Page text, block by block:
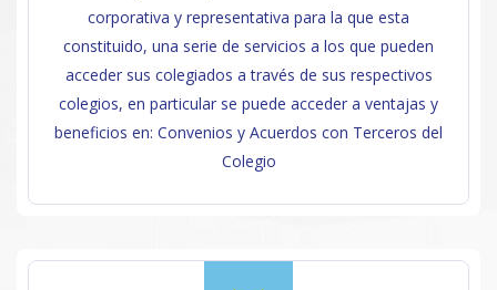
corporativa y representativa para la que esta
constituido, una serie de servicios a los que pueden
acceder sus colegiados a través de sus respectivos
colegios, en particular se puede acceder a ventajas y
beneficios en: Convenios y Acuerdos con Terceros del
Colegio